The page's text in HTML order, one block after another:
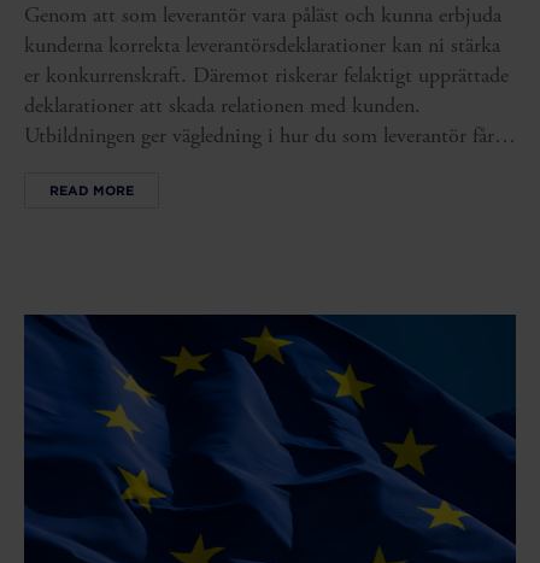
Genom att som leverantör vara påläst och kunna erbjuda
kunderna korrekta leverantörsdeklarationer kan ni stärka
er konkurrenskraft. Däremot riskerar felaktigt upprättade
deklarationer att skada relationen med kunden.
Utbildningen ger vägledning i hur du som leverantör får
säkerställa att era leverantörsdeklarationer blir rätt från
READ MORE